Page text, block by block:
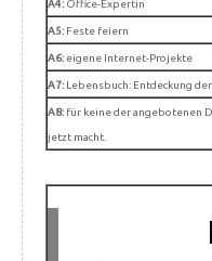
A4:Office-Expertin
A5:Feste feiern
A6:eigene Internet-Projekte
A7: Lebensbuch: Entdeckung
A8:für keine der angebotenen
jetzt macht.